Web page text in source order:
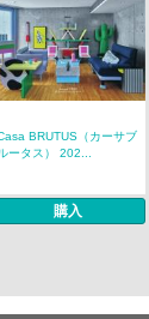
BRUTUS（カーサブ
ータス） 202...
購入